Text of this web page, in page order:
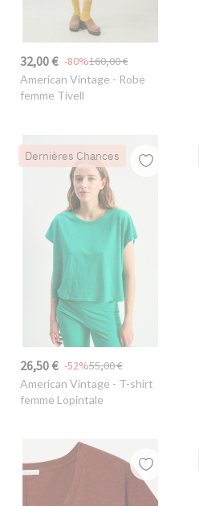
32,00 € 160,00 €
-80%
American Vintage - Robe
femme Tivell
Dernières Chances
26,50 € 55,00 €
-52%
American Vintage - T-shirt
femme Lopintale